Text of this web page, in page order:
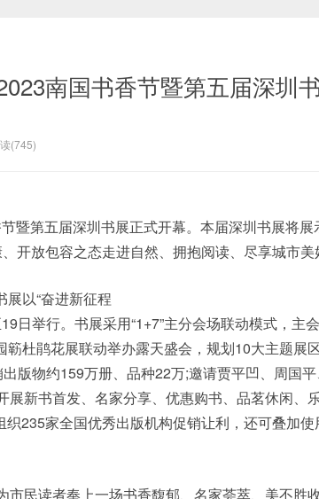
南国书香节暨第五届深圳
(745)
暨第五届深圳书展正式开幕。本届深圳书展将展
开放包容之态走进自然、拥抱阅读、尽享城市
以“奋进新征程
日举行。书展采用“1+7”主分会场联动模式，主
杜鹃花展联动举办露天盛会，规划10大主题展
版物约159万册、品种22万;邀请贾平凹、周国
展新书首发、名家分享、优惠购书、品茗休闲、
235家全国优秀出版机构促销让利，还可叠加
市民读者奉上一场书香馥郁、名家荟萃、美不胜